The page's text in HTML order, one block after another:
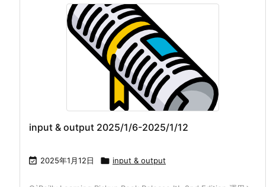
input & output 2025/1/6-2025/1/12
 2025年1月12日  input & output